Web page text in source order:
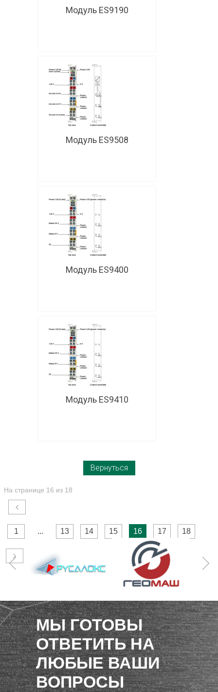
Модуль ES9190
Модуль ES9508
Модуль ES9400
Модуль ES9410
Вернуться
На странице 16 из 18
1 ... 13 14 15 16 17 18
МЫ ГОТОВЫ
ОТВЕТИТЬ НА
ЛЮБЫЕ ВАШИ
ВОПРОСЫ